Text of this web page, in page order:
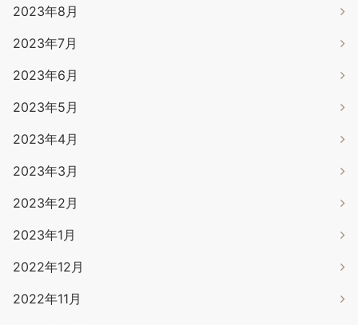
2023年8月
2023年7月
2023年6月
2023年5月
2023年4月
2023年3月
2023年2月
2023年1月
2022年12月
2022年11月